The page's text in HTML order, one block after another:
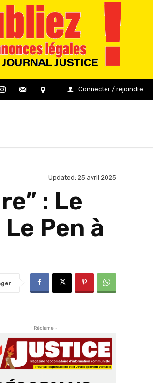
Connecter / rejoindre
Updated: 25 avril 2025
: Le
Pen à
- Réclame -